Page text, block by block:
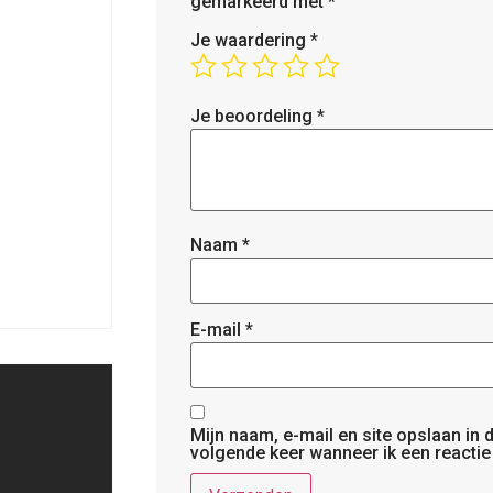
Je waardering *
Je beoordeling *
Naam *
E-mail *
Mijn naam, e-mail en site opslaan in
volgende keer wanneer ik een